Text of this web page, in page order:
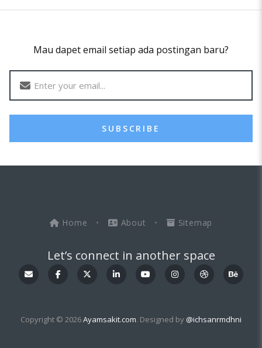
Mau dapet email setiap ada postingan baru?
SUBSCRIBE
Home • About • Sitemap
Let’s connect in another space
Copyright © 2026Ayamsakit.com. Designed by @ichsanrmdhni